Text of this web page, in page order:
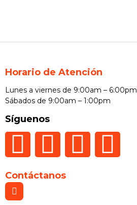
Horario de Atención
Lunes a viernes de 9:00am – 6:00pm
Sábados de 9:00am – 1:00pm
Síguenos
Contáctanos